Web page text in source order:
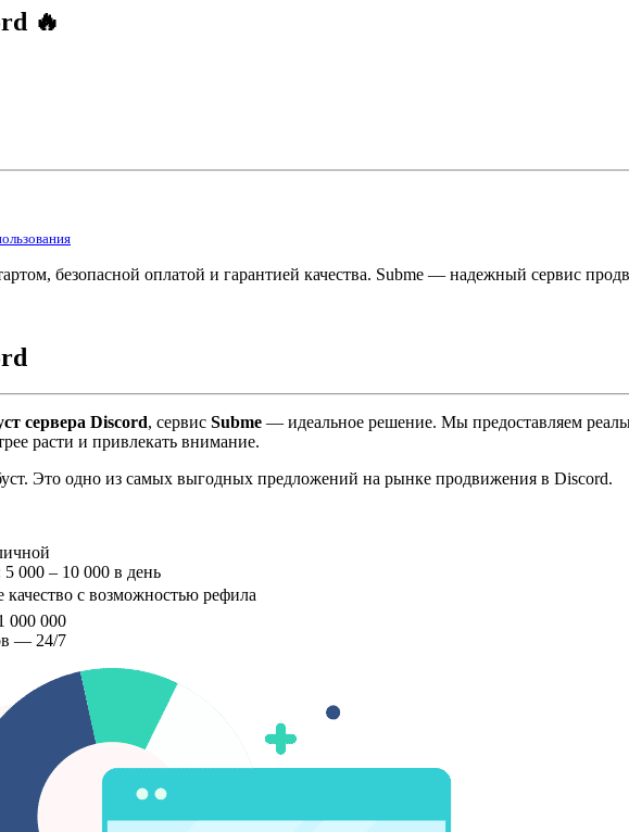
🔥
безопасной оплатой и гарантией качества. Subme — надежный сервис
сервера Discord, сервис Subme — идеальное решение. Мы предоставляем
расти и привлекать внимание.
Это одно из самых выгодных предложений на рынке продвижения в Discord.
000 – 10 000 в день
с возможностью рефила
000 000
— 24/7